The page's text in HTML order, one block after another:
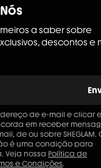
a saber sobre
descontos e
de e-mail e clicar
em receber
de ou sobre SHEGLAM.
é uma condição para
Veja nossa Política de
e Condições.